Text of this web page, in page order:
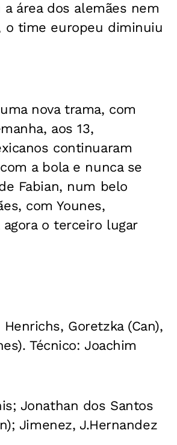
área dos alemães nem
o time europeu diminuiu
nova trama, com
aos 13,
continuaram
a bola e nunca se
Fabian, num belo
com Younes,
o terceiro lugar
Goretzka (Can),
Técnico: Joachim
Jonathan dos Santos
Jimenez, J.Hernandez